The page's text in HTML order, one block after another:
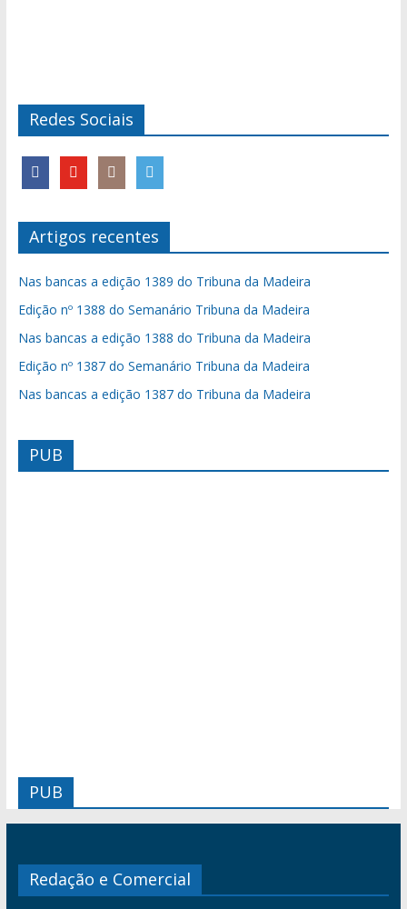
Redes Sociais
Artigos recentes
Nas bancas a edição 1389 do Tribuna da Madeira
Edição nº 1388 do Semanário Tribuna da Madeira
Nas bancas a edição 1388 do Tribuna da Madeira
Edição nº 1387 do Semanário Tribuna da Madeira
Nas bancas a edição 1387 do Tribuna da Madeira
PUB
PUB
Redação e Comercial